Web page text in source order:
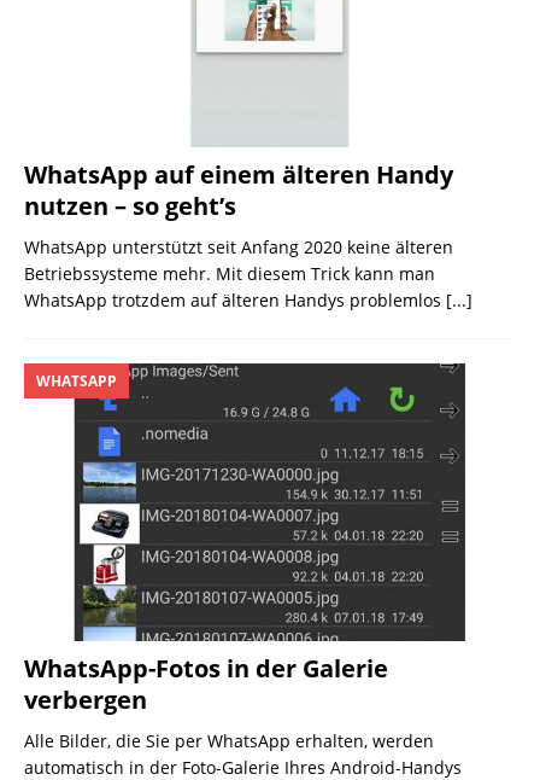
WhatsApp auf einem älteren Handy
nutzen – so geht’s
WhatsApp unterstützt seit Anfang 2020 keine älteren
Betriebs­systeme mehr. Mit diesem Trick kann man
WhatsApp trotzdem auf älteren Handys problemlos [...]
WhatsApp-Fotos in der Galerie
verbergen
WHATSAPP
Alle Bilder, die Sie per WhatsApp erhalten, werden
automatisch in der Foto-Galerie Ihres Android-Handys